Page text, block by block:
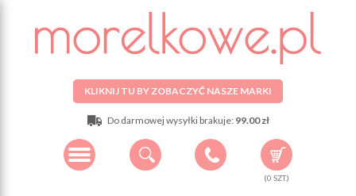
KLIKNIJ TU BY ZOBACZYĆ NASZE MARKI
Do darmowej wysyłki brakuje: 99.00 zł
(0 SZT.)